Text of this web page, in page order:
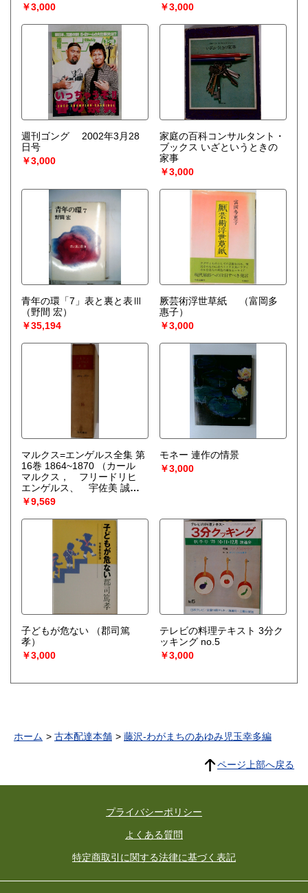
￥3,000
￥3,000
週刊ゴング 2002年3月28
日号
￥3,000
家庭の百科コンサルタント・
ブックス いざというときの
家事
￥3,000
青年の環「7」表と裏と表Ⅲ
（野間 宏）
￥35,194
厥芸術浮世草紙
（富岡多
惠子）
￥3,000
マルクス=エンゲルス全集 第
16巻 1864~1870
（カール
マルクス， フリードリヒ
エンゲルス、 宇佐美 誠次
郎）
￥9,569
モネー 連作の情景
￥3,000
子どもが危ない
（郡司篤
孝）
￥3,000
テレビの料理テキスト 3分ク
ッキング no.5
￥3,000
ホーム 古本配達本舗 藤沢-わがまちのあゆみ児玉幸多編
ページ上部へ戻る
プライバシーポリシー
よくある質問
特定商取引に関する法律に基づく表記